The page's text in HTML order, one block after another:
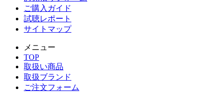
ご購入ガイド
試聴レポート
サイトマップ
メニュー
TOP
取扱い商品
取扱ブランド
ご注文フォーム